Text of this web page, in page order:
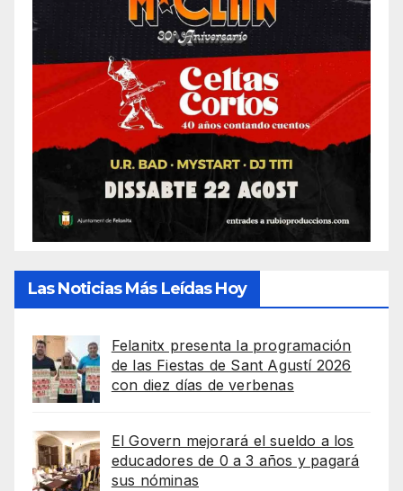
Las Noticias Más Leídas Hoy
Felanitx presenta la programación
de las Fiestas de Sant Agustí 2026
con diez días de verbenas
El Govern mejorará el sueldo a los
educadores de 0 a 3 años y pagará
sus nóminas